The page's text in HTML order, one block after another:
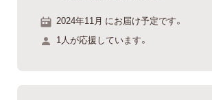
2024年11月 にお届け予定です。
1人が応援しています。